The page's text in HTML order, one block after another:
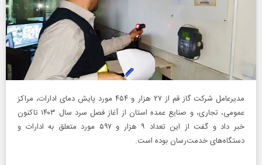
مدیرعامل شرکت گاز قم از ۲۷ هزار و ۴۵۴ مورد پایش دمای ادارات، مراکز
عمومی، تجاری، و صنایع عمده استان از آغاز فصل سرد سال ۱۴۰۳ تاکنون
خبر داد و گفت از این تعداد ۹ هزار و ۵۹۷ مورد متعلق به ادارات و
دستگاه‌های خدمت‌رسان بوده است.